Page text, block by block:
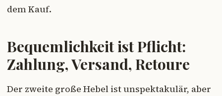
dem Kauf.
Bequemlichkeit ist Pflicht:
Zahlung, Versand, Retoure
Der zweite große Hebel ist unspektakulär, aber